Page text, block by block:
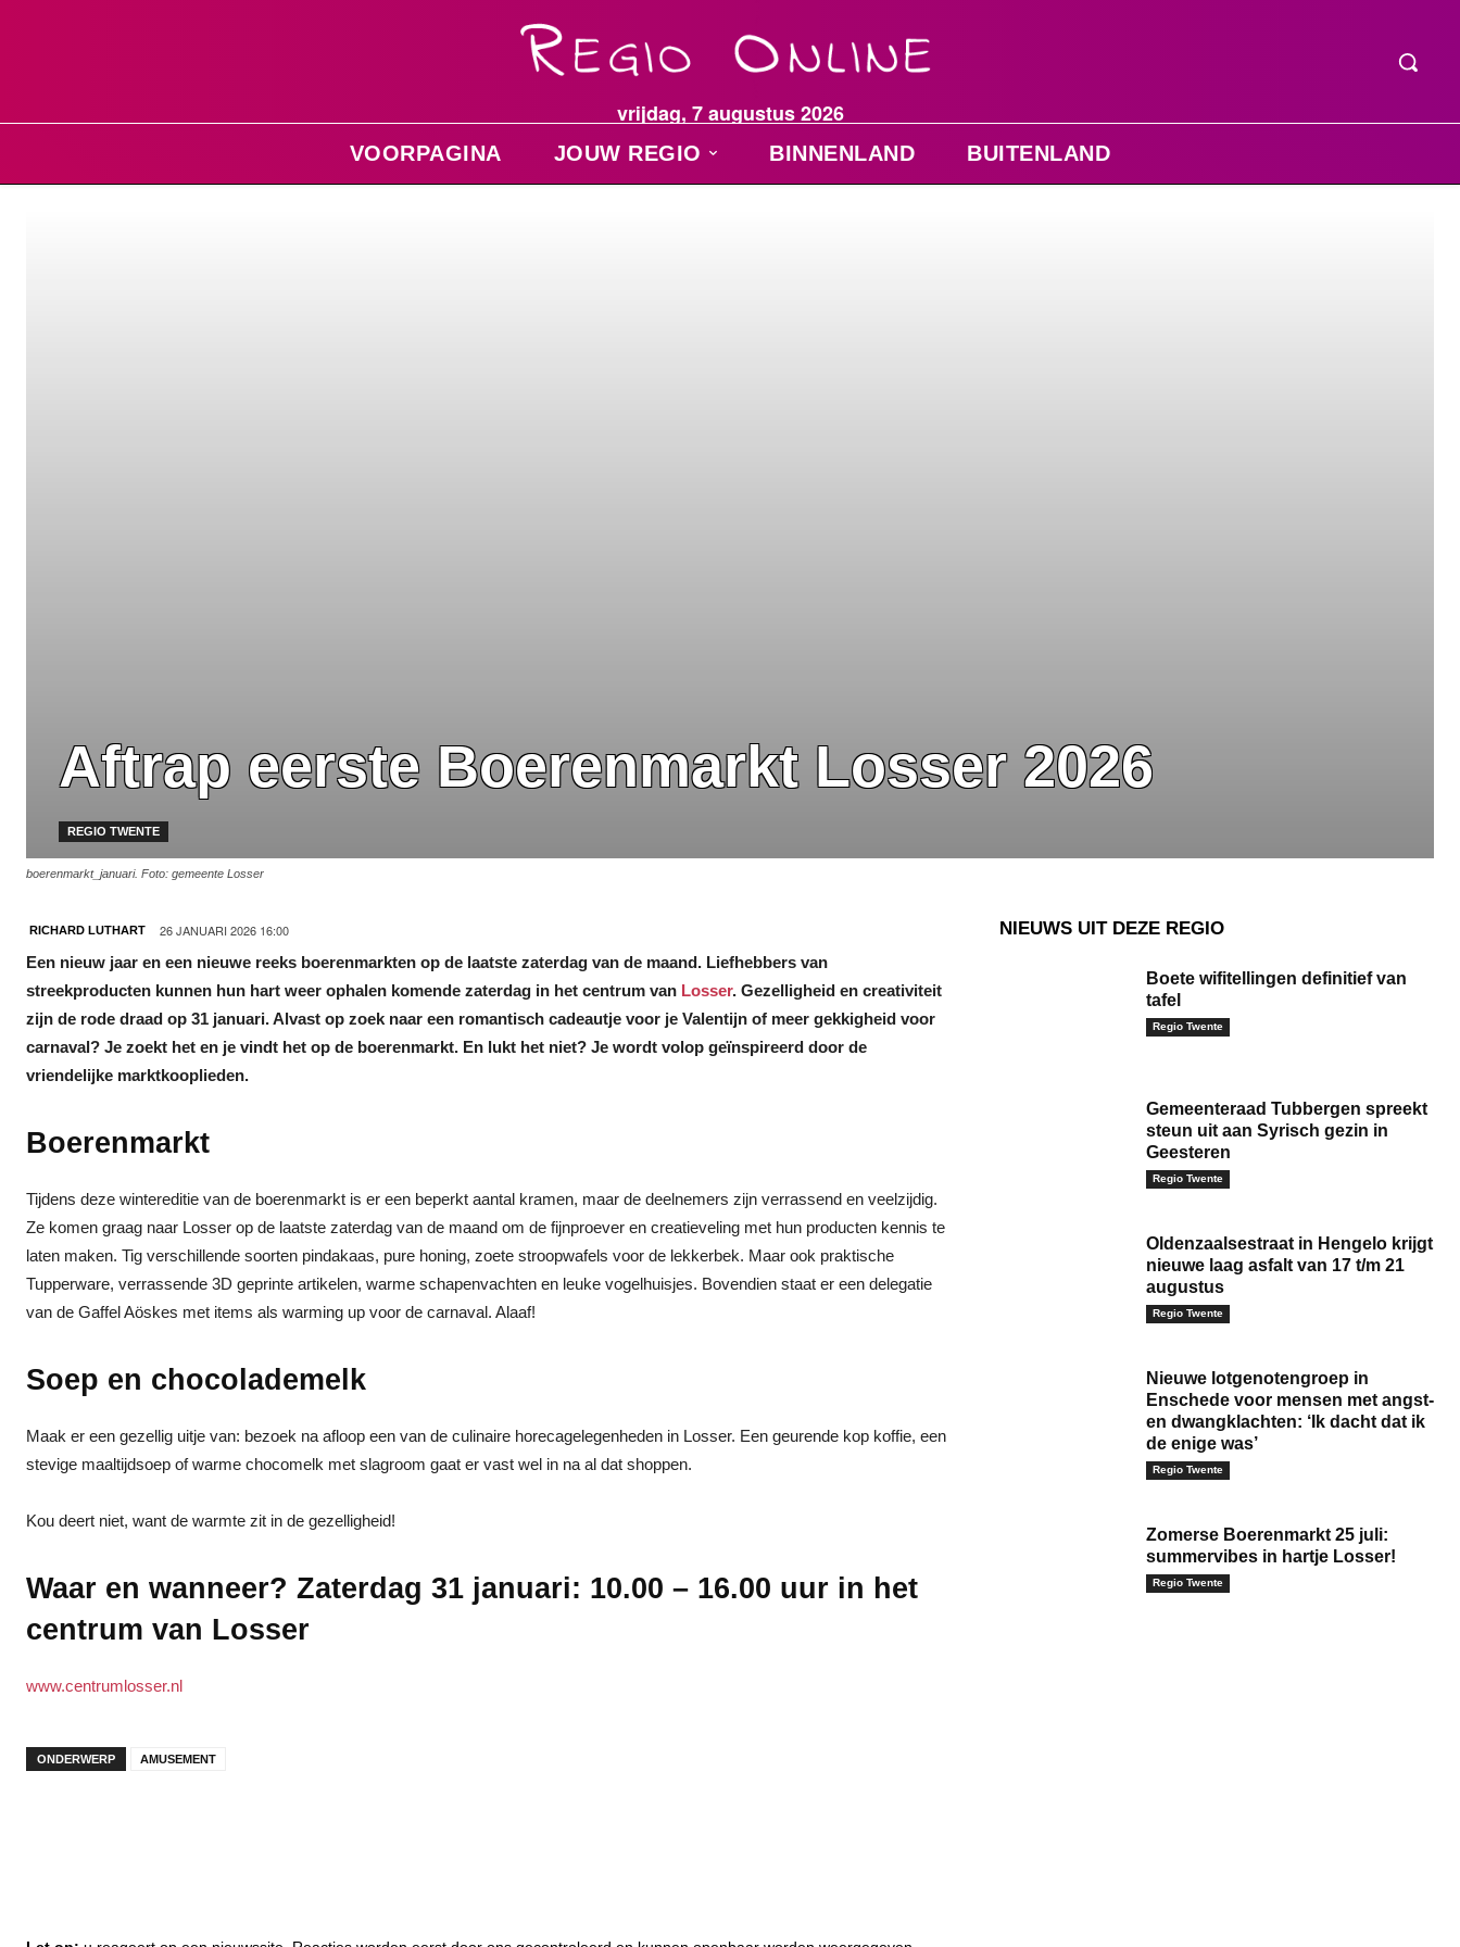
vrijdag, 7 augustus 2026
VOORPAGINA JOUW REGIO BINNENLAND BUITENLAND
Aftrap eerste Boerenmarkt Losser 2026
REGIO TWENTE
boerenmarkt_januari. Foto: gemeente Losser
RICHARD LUTHART 26 JANUARI 2026 16:00
Een nieuw jaar en een nieuwe reeks boerenmarkten op de laatste zaterdag van de maand. Liefhebbers van
streekproducten kunnen hun hart weer ophalen komende zaterdag in het centrum van Losser. Gezelligheid en creativiteit
zijn de rode draad op 31 januari. Alvast op zoek naar een romantisch cadeautje voor je Valentijn of meer gekkigheid voor
carnaval? Je zoekt het en je vindt het op de boerenmarkt. En lukt het niet? Je wordt volop geïnspireerd door de
vriendelijke marktkooplieden.
Boerenmarkt
Tijdens deze wintereditie van de boerenmarkt is er een beperkt aantal kramen, maar de deelnemers zijn verrassend en veelzijdig.
Ze komen graag naar Losser op de laatste zaterdag van de maand om de fijnproever en creatieveling met hun producten kennis te
laten maken. Tig verschillende soorten pindakaas, pure honing, zoete stroopwafels voor de lekkerbek. Maar ook praktische
Tupperware, verrassende 3D geprinte artikelen, warme schapenvachten en leuke vogelhuisjes. Bovendien staat er een delegatie
van de Gaffel Aöskes met items als warming up voor de carnaval. Alaaf!
Soep en chocolademelk
Maak er een gezellig uitje van: bezoek na afloop een van de culinaire horecagelegenheden in Losser. Een geurende kop koffie, een
stevige maaltijdsoep of warme chocomelk met slagroom gaat er vast wel in na al dat shoppen.
Kou deert niet, want de warmte zit in de gezelligheid!
Waar en wanneer? Zaterdag 31 januari: 10.00 – 16.00 uur in het
centrum van Losser
www.centrumlosser.nl
ONDERWERP AMUSEMENT
NIEUWS UIT DEZE REGIO
Boete wifitellingen definitief van
tafel
Regio Twente
Gemeenteraad Tubbergen spreekt
steun uit aan Syrisch gezin in
Geesteren
Regio Twente
Oldenzaalsestraat in Hengelo krijgt
nieuwe laag asfalt van 17 t/m 21
augustus
Regio Twente
Nieuwe lotgenotengroep in
Enschede voor mensen met angst-
en dwangklachten: ‘Ik dacht dat ik
de enige was’
Regio Twente
Zomerse Boerenmarkt 25 juli:
summervibes in hartje Losser!
Regio Twente